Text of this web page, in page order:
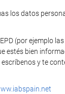
los datos
(por ejemplo
estés bien
y te